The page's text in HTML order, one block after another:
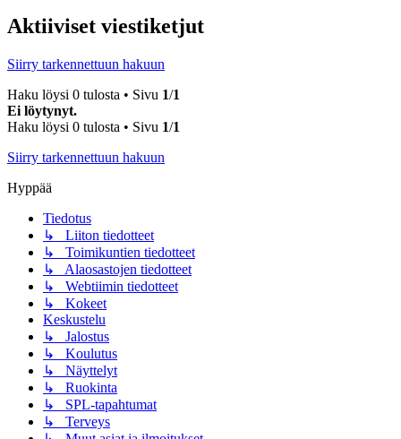
Aktiiviset viestiketjut
Siirry tarkennettuun hakuun
Haku löysi 0 tulosta • Sivu 1/1
Ei löytynyt.
Haku löysi 0 tulosta • Sivu 1/1
Siirry tarkennettuun hakuun
Hyppää
Tiedotus
↳ Liiton tiedotteet
↳ Toimikuntien tiedotteet
↳ Alaosastojen tiedotteet
↳ Webtiimin tiedotteet
↳ Kokeet
Keskustelu
↳ Jalostus
↳ Koulutus
↳ Näyttelyt
↳ Ruokinta
↳ SPL-tapahtumat
↳ Terveys